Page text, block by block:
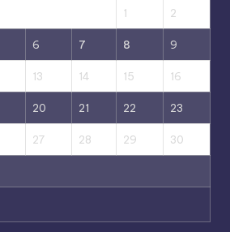
1 2
6 7 8 9
13 14 15 16
20 21 22 23
27 28 29 30